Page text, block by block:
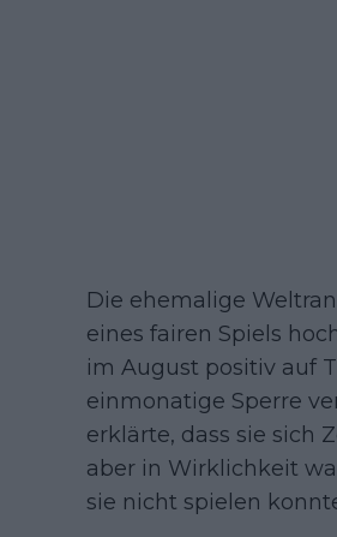
Die ehemalige
eines fairen Spiels
im August positiv auf
einmonatige Sperre
erklärte, dass sie sich
aber in Wirklichkeit
sie nicht spielen